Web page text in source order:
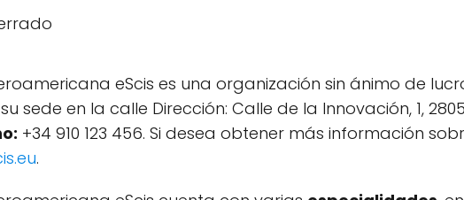
eScis es una organización sin ánimo de
sede en la calle Dirección: Calle de la Innovación, 1,
+34 910 123 456. Si desea obtener más información
.